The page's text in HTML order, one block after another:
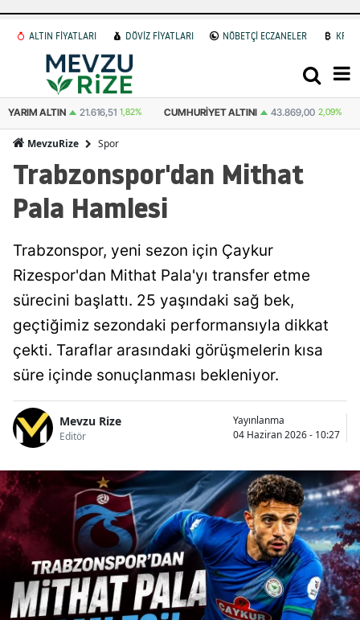
ALTIN FİYATLARI DÖVİZ FİYATLARI NÖBETÇİ ECZANELER
YARIM ALTIN 21.616,51 1,82% CUMHURIYET ALTINI 43.869,00 2,09%
MevzuRize Spor
Trabzonspor'dan Mithat
Pala Hamlesi
Trabzonspor, yeni sezon için Çaykur
Rizespor'dan Mithat Pala'yı transfer etme
sürecini başlattı. 25 yaşındaki sağ bek,
geçtiğimiz sezondaki performansıyla dikkat
çekti. Taraflar arasındaki görüşmelerin kısa
süre içinde sonuçlanması bekleniyor.
Mevzu Rize
Editör
Yayınlanma
04 Haziran 2026 - 10:27